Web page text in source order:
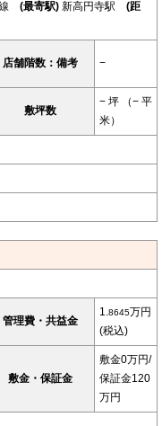
線 (最寄駅) 新高円寺駅 (距
店舗階数：備考 −
敷坪数
− 坪 （− 平
米）
管理費・共益金
1.8645万円
(税込)
敷金・保証金
敷金0万円/
保証金120
万円